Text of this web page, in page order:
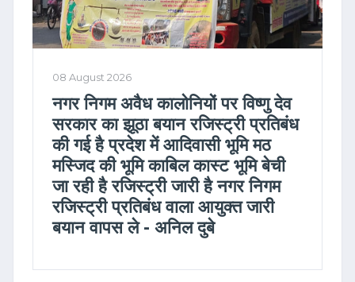
08 August 2026
नगर निगम अवैध कालोनियों पर विष्णु देव
सरकार का झूठा बयान रजिस्ट्री प्रतिबंध
की गई है प्रदेश में आदिवासी भूमि मठ
मस्जिद की भूमि काबिल कास्ट भूमि बेची
जा रही है रजिस्ट्री जारी है नगर निगम
रजिस्ट्री प्रतिबंध वाला आयुक्त जारी
बयान वापस ले - अनिल दुबे